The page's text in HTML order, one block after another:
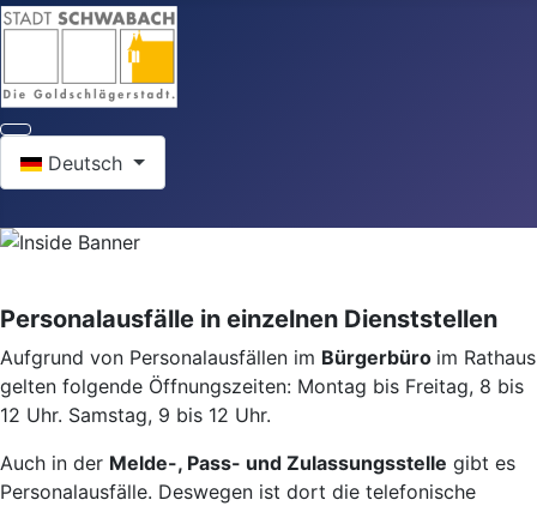
Deutsch
Personalausfälle in einzelnen Dienststellen
Aufgrund von Personalausfällen im Bürgerbüro im Rathaus
gelten folgende Öffnungszeiten: Montag bis Freitag, 8 bis
12 Uhr. Samstag, 9 bis 12 Uhr.
Auch in der Melde-, Pass- und Zulassungsstelle gibt es
Personalausfälle. Deswegen ist dort die telefonische